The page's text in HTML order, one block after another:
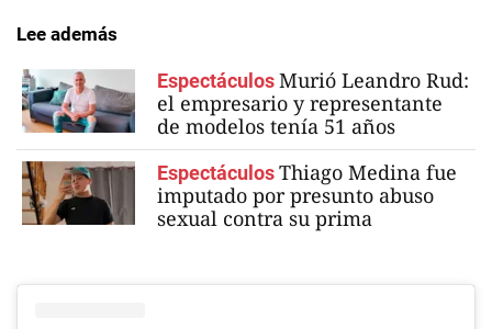
Lee además
EspectáculosMurió Leandro Rud:
el empresario y representante
de modelos tenía 51 años
EspectáculosThiago Medina fue
imputado por presunto abuso
sexual contra su prima